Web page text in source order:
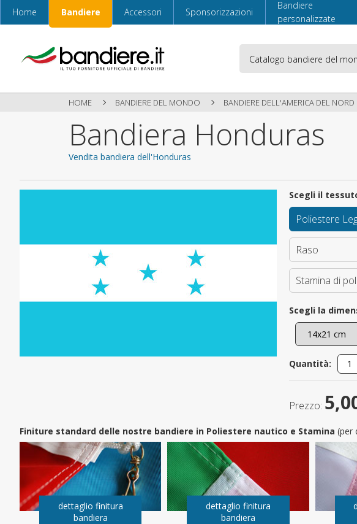
Home Bandiere Accessori Sponsorizzazioni
Bandiere
personalizzate
HOME BANDIERE DEL MONDO BANDIERE DELL'AMERICA DEL NORD
Bandiera Honduras
Vendita bandiera dell'Honduras
Scegli il
Poliestere
Raso
Stamina di
Scegli la
Quantità:
Prezzo:
Finiture standard delle nostre bandiere in Poliestere nautico e Stamina (per
dettaglio finitura
bandiera
dettaglio finitura
bandiera